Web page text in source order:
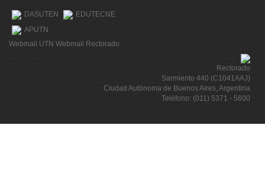
DASUTEN
EDUTECNE
APUTN
Webmail UTN Webmail Rectorado
Rectorado
Sarmiento 440 (C1041AAJ)
Ciudad Autónoma de Buenos Aires, Argentina
Teléfono: (011) 5371 - 5600